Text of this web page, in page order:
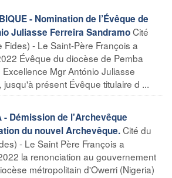
- Nomination de l’Évêque de
Juliasse Ferreira SandramoCité
Fides) - Le Saint-Père François a
Évêque du diocèse de Pemba
Mgr António Juliasse
jusqu'à présent Évêque titulaire d ...
- Démission de l'Archevêque
du nouvel Archevêque.Cité du
- Le Saint Père François a
la renonciation au gouvernement
métropolitain d'Owerri (Nigeria)